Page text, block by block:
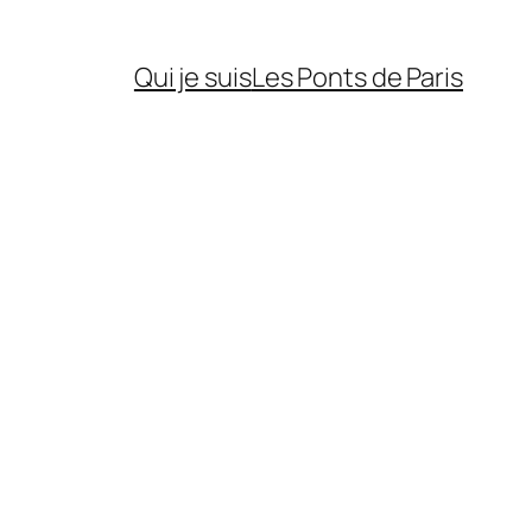
Qui je suisLes Ponts de Paris